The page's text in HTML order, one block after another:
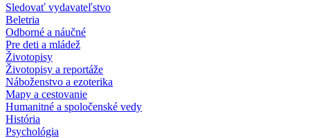
Sledovať vydavateľstvo
Beletria
Odborné a náučné
Pre deti a mládež
Životopisy
Životopisy a reportáže
Náboženstvo a ezoterika
Mapy a cestovanie
Humanitné a spoločenské vedy
História
Psychológia